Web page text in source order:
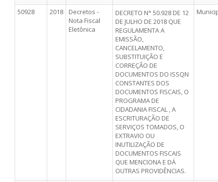
50928 2018
Decretos -
Nota Fiscal
Eletônica
DECRETO N° 50.928 DE 12
DE JULHO DE 2018 QUE
REGULAMENTA A
EMISSÃO,
CANCELAMENTO,
SUBSTITUIÇÃO E
CORREÇÃO DE
DOCUMENTOS DO ISSQN
CONSTANTES DOS
DOCUMENTOS FISCAIS, O
PROGRAMA DE
CIDADANIA FISCAL , A
ESCRITURAÇÃO DE
SERVIÇOS TOMADOS, O
EXTRAVIO OU
INUTILIZAÇÃO DE
DOCUMENTOS FISCAIS
QUE MENCIONA E DÁ
OUTRAS PROVIDÊNCIAS.